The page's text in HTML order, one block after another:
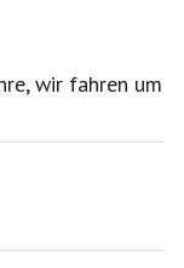
wir fahren um